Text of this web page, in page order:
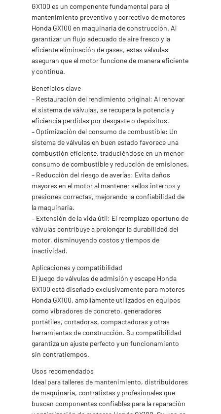
GX100 es un componente fundamental para el
mantenimiento preventivo y correctivo de motores
Honda GX100 en maquinaria de construcción. Al
garantizar un flujo adecuado de aire fresco y la
eficiente eliminación de gases, estas válvulas
aseguran que el motor funcione de manera eficiente
y continua.
Beneficios clave
– Restauración del rendimiento original: Al renovar
el sistema de válvulas, se recupera la potencia y
eficiencia perdidas por desgaste o depósitos.
– Optimización del consumo de combustible: Un
sistema de válvulas en buen estado favorece una
combustión eficiente, traduciéndose en un menor
consumo de combustible y reducción de emisiones.
– Reducción del riesgo de averías: Evita daños
mayores en el motor al mantener sellos internos y
presiones correctas, mejorando la confiabilidad de
la maquinaria.
– Extensión de la vida útil: El reemplazo oportuno de
válvulas contribuye a prolongar la durabilidad del
motor, disminuyendo costos y tiempos de
inactividad.
Aplicaciones y compatibilidad
El juego de válvulas de admisión y escape Honda
GX100 está diseñado exclusivamente para motores
Honda GX100, ampliamente utilizados en equipos
como vibradores de concreto, generadores
portátiles, cortadoras, compactadoras y otras
herramientas de construcción. Su compatibilidad
garantiza un ajuste perfecto y un funcionamiento
sin contratiempos.
Usos recomendados
Ideal para talleres de mantenimiento, distribuidores
de maquinaria, contratistas y profesionales que
buscan componentes confiables para la reparación